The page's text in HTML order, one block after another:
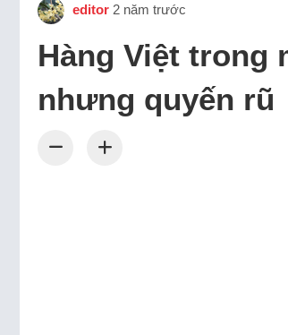
editor 2 năm trước
Hàng Việt trong
nhưng quyến rũ